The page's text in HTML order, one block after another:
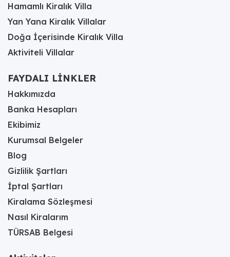
Hamamlı Kiralık Villa
Yan Yana Kiralık Villalar
Doğa İçerisinde Kiralık Villa
Aktiviteli Villalar
FAYDALI LİNKLER
Hakkımızda
Banka Hesapları
Ekibimiz
Kurumsal Belgeler
Blog
Gizlilik Şartları
İptal Şartları
Kiralama Sözleşmesi
Nasıl Kiralarım
TÜRSAB Belgesi